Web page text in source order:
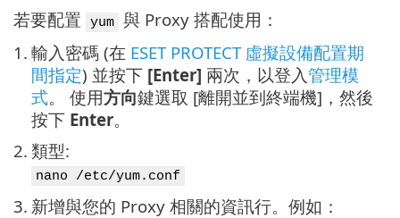
若要配置
yum
與 Proxy 搭配使用：
1. 輸入密碼 (在 ESET PROTECT 虛擬設備配置期
間指定) 並按下 [Enter] 兩次，以登入管理模
式。 使用方向鍵選取 [離開並到終端機]，然後
按下 Enter。
2. 類型:
nano /etc/yum.conf
3. 新增與您的 Proxy 相關的資訊行。例如：